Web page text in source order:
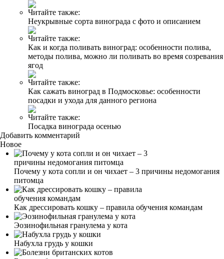
Читайте также:
Неукрывные сорта винограда с фото и описанием
Читайте также:
Как и когда поливать виноград: особенности полива,
методы полива, можно ли поливать во время созревания
ягод
Читайте также:
Как сажать виноград в Подмосковье: особенности
посадки и ухода для данного региона
Читайте также:
Посадка винограда осенью
Добавить комментарий
Новое
Почему у кота сопли и он чихает – 3 причины недомогания
питомца
Как дрессировать кошку – правила обучения командам
Эозинофильная гранулема у кота
Набухла грудь у кошки